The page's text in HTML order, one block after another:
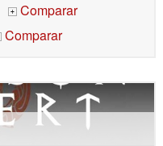
+
Comparar
Comparar